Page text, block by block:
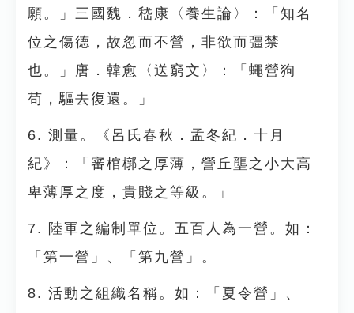
願。」三國魏．嵇康〈養生論〉：「知名
位之傷德，故忽而不營，非欲而彊禁
也。」唐．韓愈〈送窮文〉：「蠅營狗
苟，驅去復還。」
6. 測量。《呂氏春秋．孟冬紀．十月
紀》：「審棺槨之厚薄，營丘壟之小大高
卑薄厚之度，貴賤之等級。」
7. 陸軍之編制單位。五百人為一營。如：
「第一營」、「第九營」。
8. 活動之組織名稱。如：「夏令營」、